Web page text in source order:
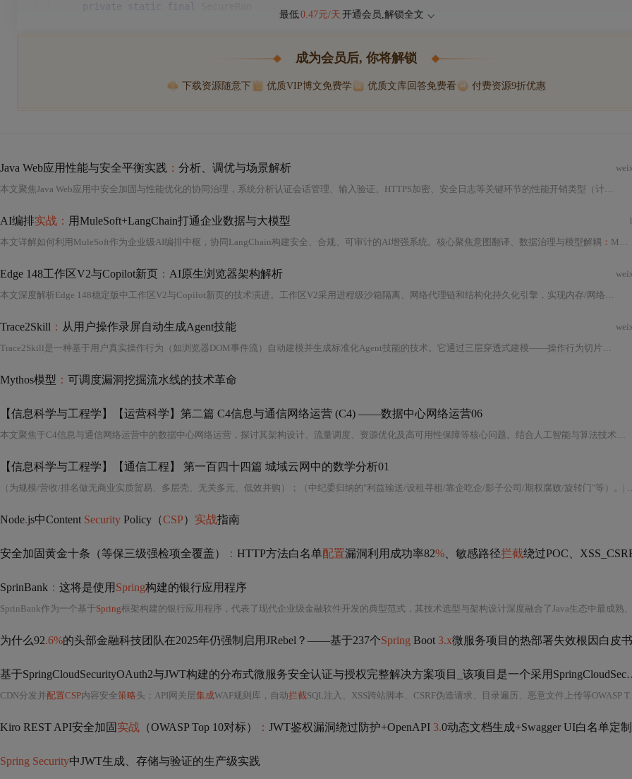
最低0.47元/天 开通会员,解锁全文
成为会员后, 你将解锁
下载资源随意下 优质VIP博文免费学 优质文库回答免费看 付费资源9折优惠
Java Web应用性能与安全平衡实践 ： 分析、调优与场景解析
本文聚焦Java Web应用中安全加固与性能优化的协同治理，系统分析认证会话管理、输入验证、HTTPS加密、安全日志等关键环节的性能开销类型（计算、I/O、内存、锁、网络拓扑），提出精简Session、JWT无状态化、异步日志、TLS卸载、安全上下文注入APM/Profiler等可落地方案，并结合
AI编排实战： 用MuleSoft+LangChain打通企业数据与大模型
本文详解如何利用MuleSoft作为企业级AI编排中枢，协同LangChain构建安全、合规、可审计的AI增强系统。核心聚焦意图翻译、数据治理与模型解耦 ： MuleSoft负责业务逻辑编译、权限控制与数据聚合；LangChain在沙箱中执行RAG、多步推理与工具调用。涵盖销售智能助手全流程实现、性能优化（Oracle查询降级、OpenSearch索引优化）、GDPR/ISO27001合规设计及三年AI Fabric演进路径。
Edge 148工作区V2与Copilot新页 ： AI原生浏览器架构解析
本文深度解析Edge 148稳定版中工作区V2与Copilot新页的技术演进。工作区V2采用进程级沙箱隔离、网络代理链和结构化持久化引擎，实现内存/网络/AI上下文的
Trace2Skill ： 从用户操作录屏自动生成Agent技能
Trace2Skill是一种基于用户真实操作行为（如浏览器DOM事件流）自动建模并生成标准化Agent技能的技术。它通过三层穿透式建模——操作行为切片、意图-动作对齐、技能契约生成，绕过传统人工编写SOP的语义断层，输出符合OpenAPI
Mythos模型 ： 可调度漏洞挖掘流水线的技术革命
【信息科学与工程学】【运营科学】第二篇 C4信息与通信网络运营 (C4) ——数据中心网络运营06
本文聚焦于C4信息与通信网络运营中的数据中心网络运营，探讨其架构设计、流量调度、资源优化及高可用性保障等核心问题。结合人工智能与算法技术，分析智能运维、负载均衡、故障预测等关键技术在
【信息科学与工程学】【通信工程】 第一百四十四篇 城域云网中的数学分析01
（为规模/营收/排名做无商业实质贸易、1
Node.js中Content Security Policy（CSP） 实战指南
安全加固黄金十条（等保三级强检项全覆盖） ： HTTP方法白名单配置漏洞利用成功率82% 、敏感路径拦截绕过POC、XSS_CSRF防
SprinBank ： 这将是使用 Spring构建的银行应用程序
SprinBank作为一个基于Spring框架构建的银行应用程序，代表了现代企业级金融软件开发的典型范式，其技术选型与架构设计深度融合了Java生态中最成熟、最稳健的企业开发实践。首先，从核
为什么92.6%的头部金融科技团队在2025年仍强制启用JRebel？——基于237个Spring Boot 3.x微服务项目的热部署失效根因白皮书
基于SpringCloudSecurityOAuth2
CDN分发并配置CSP内容安全策略 头；API网关层集成WAF规则库，自动拦截SQL注入、XSS跨站脚本、CSRF伪造请求、目录遍历、恶意文件上传等OWASP Top 10攻击行为。
Kiro REST API安全加固 实战 （OWASP Top 10对标） ： JWT鉴权漏洞绕过防护+OpenAPI 3.0动态文档生成+Swagger UI白名单定
Spring Security中JWT生成、存储与验证的生产级实践